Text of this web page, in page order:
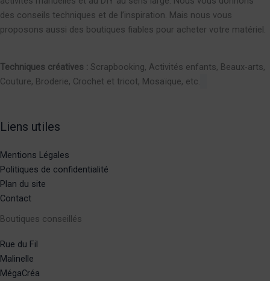
des conseils techniques et de l’inspiration. Mais nous vous
proposons aussi des boutiques fiables pour acheter votre matériel.
Techniques créatives : Scrapbooking, Activités enfants, Beaux-arts,
Couture, Broderie, Crochet et tricot, Mosaïque, etc.
Liens utiles
Mentions Légales
Politiques de confidentialité
Plan du site
Contact
Boutiques conseillés
Rue du Fil
Malinelle
MégaCréa